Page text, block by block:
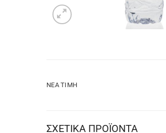
ΝΈΑ ΤΙΜΉ
ΣΧΕΤΙΚΆ ΠΡΟΪΌΝΤΑ